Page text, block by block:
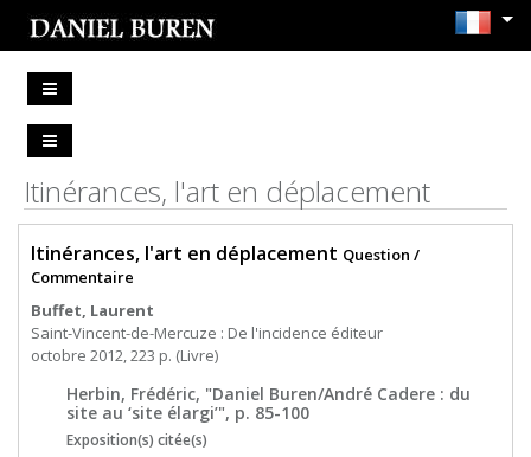
Itinérances, l'art en déplacement
Itinérances, l'art en déplacement Question /
Commentaire
Buffet, Laurent
Saint-Vincent-de-Mercuze : De l'incidence éditeur
octobre 2012, 223 p. (Livre)
Herbin, Frédéric, "Daniel Buren/André Cadere : du
site au ‘site élargi’", p. 85-100
Exposition(s) citée(s)